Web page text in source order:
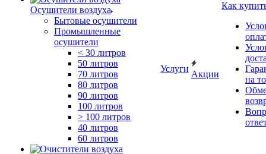
Осушители воздуха
Бытовые осушители
Промышленные
осушители
< 30 литров
50 литров
70 литров
80 литров
90 литров
100 литров
> 100 литров
40 литров
60 литров
Услуги
Акции
Как
на